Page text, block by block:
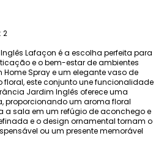
2
Lafaçon é a escolha perfeita para
e o bem-estar de ambientes
Spray e um elegante vaso de
floral, este conjunto une funcionalidade
Jardim Inglês oferece uma
proporcionando um aroma floral
a sala em um refúgio de aconchego e
e o design ornamental tornam o
ou um presente memorável